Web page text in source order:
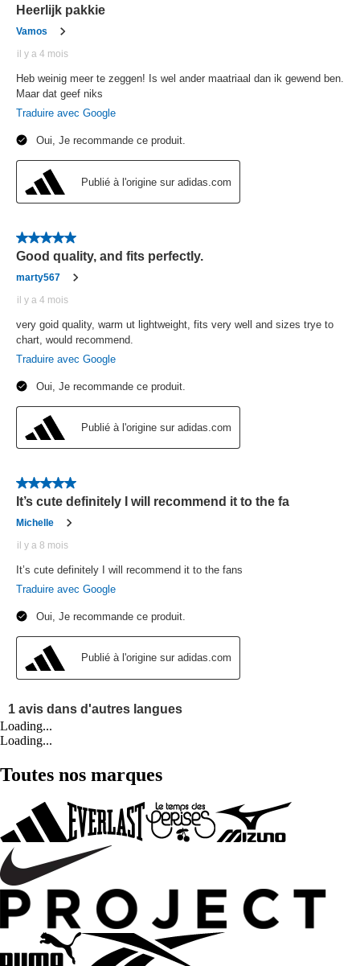
Loading...
Loading...
Toutes nos marques